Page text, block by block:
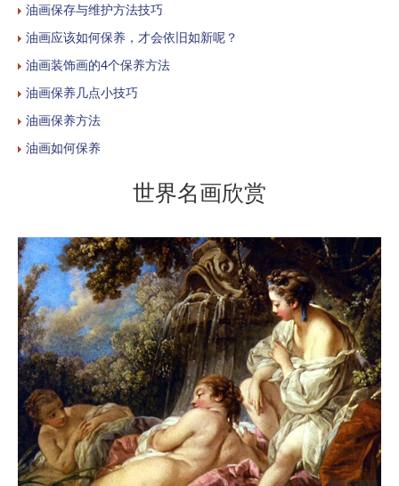
油画保存与维护方法技巧
油画应该如何保养，才会依旧如新呢？
油画装饰画的4个保养方法
油画保养几点小技巧
油画保养方法
油画如何保养
世界名画欣赏